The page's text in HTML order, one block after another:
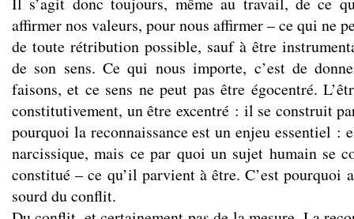
affirmer nos valeurs, pour nous affirmer – ce qui ne
de toute rétribution possible, sauf à être
de son sens. Ce qui nous importe, c’est de
faisons, et ce sens ne peut pas être égocentré.
constitutivement, un être excentré : il se construit
pourquoi la reconnaissance est un enjeu essentiel :
narcissique, mais ce par quoi un sujet humain se
constitué – ce qu’il parvient à être. C’est pourquoi
sourd du conflit.